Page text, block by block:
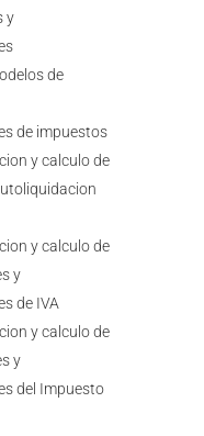
y
de
de impuestos
y calculo de
y calculo de
y
de IVA
y calculo de
y
del Impuesto